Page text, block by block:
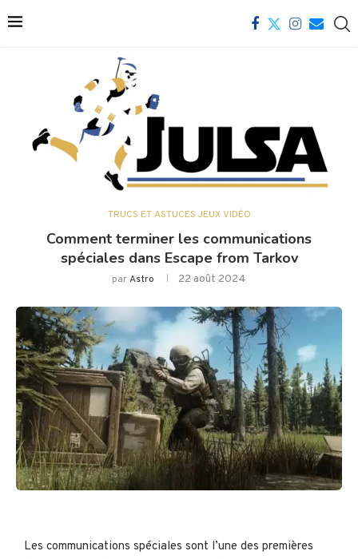
TRUCS ET ASTUCES JEUX VIDÉO
Comment terminer les communications
spéciales dans Escape from Tarkov
parAstro 22 août 2024
Les communications spéciales sont l’une des premières